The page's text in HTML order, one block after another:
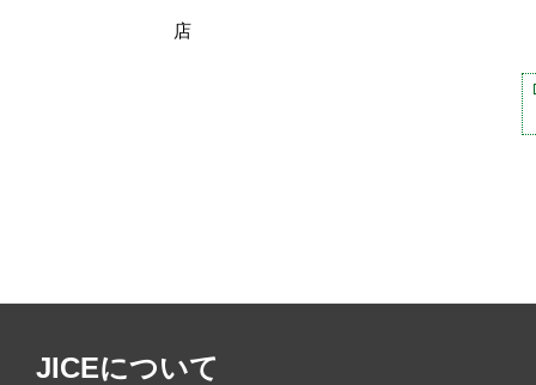
店
JICEについて